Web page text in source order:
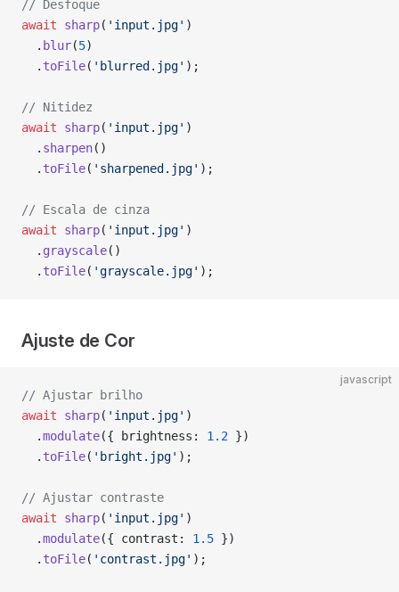
// Desfoque
await sharp( 'input.jpg' )
  .
blur(5)
  .
toFile( 'blurred.jpg' );
// Nitidez
await sharp( 'input.jpg' )
  .
sharpen()
  .
toFile( 'sharpened.jpg' );
// Escala de cinza
await sharp( 'input.jpg' )
  .
grayscale()
  .
toFile( 'grayscale.jpg' );
Ajuste de Cor
javascript
// Ajustar brilho
await sharp( 'input.jpg' )
  .
modulate({ brightness: 1.2 })
  .
toFile( 'bright.jpg' );
// Ajustar contraste
await sharp( 'input.jpg' )
  .
modulate({ contrast: 1.5 })
  .
toFile( 'contrast.jpg' );